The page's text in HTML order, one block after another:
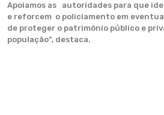
Apoiamos as autoridades para que
e reforcem o policiamento em
de proteger o patrimônio público e
população”, destaca.